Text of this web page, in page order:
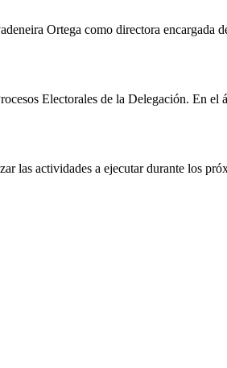
Ortega como directora encargada
Electorales de la Delegación. En el
las actividades a ejecutar durante los